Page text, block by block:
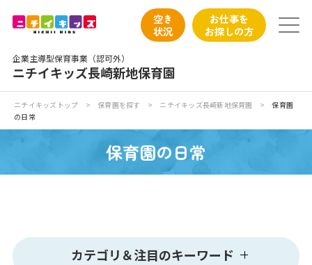
企業主導型保育事業（認可外）
ニチイキッズ長崎新地保育園
空き
状況
お仕事を
お探しの方
ニチイが大切にしていること
入園の概要
ニチイキッズトップ > 保育園を探す > ニチイキッズ長崎新地保育園 >
保育園
の日常
保育園の日常
カテゴリ＆注目のキーワード